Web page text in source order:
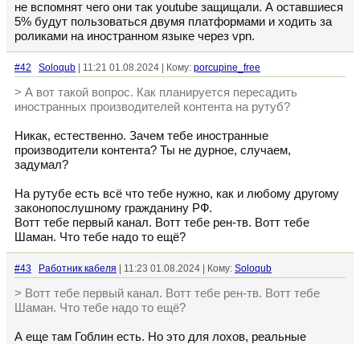
не вспомнят чего они так youtube защищали. А оставшиеся
5% будут пользоваться двумя платформами и ходить за
роликами на иностранном языке через vpn.
#42 Soloqub | 11:21 01.08.2024 | Кому: porcupine_free
> А вот такой вопрос. Как планируется пересадить
иностранных производителей контента на рутуб?
Никак, естественно. Зачем тебе иностранные
производители контента? Ты не дурное, случаем,
задумал?
На рутубе есть всё что тебе нужно, как и любому другому
законопослушному гражданину РФ.
Вотт тебе первый канал. Вотт тебе рен-тв. Вотт тебе
Шаман. Что тебе надо то ещё?
#43 Работник кабеля | 11:23 01.08.2024 | Кому: Soloqub
> Вотт тебе первый канал. Вотт тебе рен-тв. Вотт тебе
Шаман. Что тебе надо то ещё?
А еще там Гоблин есть. Но это для лохов, реальные